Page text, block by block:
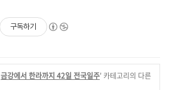
구독하기
금강에서 한라까지 42일 전국일주' 카테고리의 다른